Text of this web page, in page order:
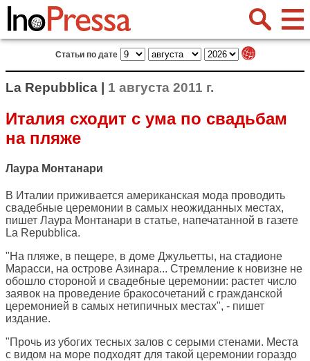
Статьи по дате
La Repubblica | 1 августа 2011 г.
Италия сходит с ума по свадьбам
на пляже
Лаура Монтанари
В Италии приживается американская мода проводить
свадебные церемонии в самых неожиданных местах,
пишет Лаура Монтанари в статье, напечатанной в газете
La Repubblica.
"На пляже, в пещере, в доме Джульетты, на стадионе
Марасси, на острове Азинара... Стремление к новизне не
обошло стороной и свадебные церемонии: растет число
заявок на проведение бракосочетаний с гражданской
церемонией в самых нетипичных местах", - пишет
издание.
"Прочь из убогих тесных залов с серыми стенами. Места
с видом на море подходят для такой церемонии гораздо